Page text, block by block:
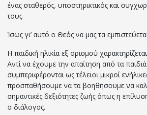
ένας σταθερός, υποστηρικτικός και
τους.
Ίσως γι’ αυτό ο Θεός να μας τα
Η παιδική ηλικία εξ ορισμού
Αντί να έχουμε την απαίτηση από τα
συμπεριφέρονται ως τέλειοι μικροί
προσπαθήσουμε να τα βοηθήσουμε να
σημαντικές δεξιότητες ζωής όπως η
ο διάλογος.